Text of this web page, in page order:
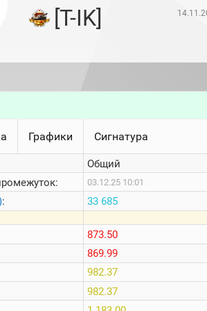
[T-IK]
Графики Сигнатура
:
Общий
03.12.25 10:01
33 685
873.50
869.99
982.37
982.37